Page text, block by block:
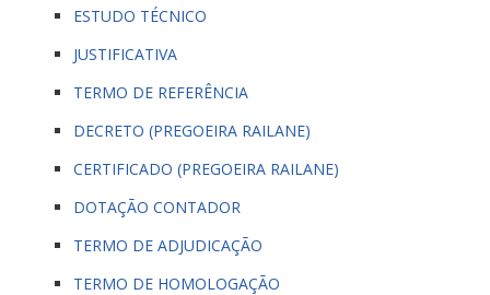
ESTUDO TÉCNICO
JUSTIFICATIVA
TERMO DE REFERÊNCIA
DECRETO (PREGOEIRA RAILANE)
CERTIFICADO (PREGOEIRA RAILANE)
DOTAÇÃO CONTADOR
TERMO DE ADJUDICAÇÃO
TERMO DE HOMOLOGAÇÃO